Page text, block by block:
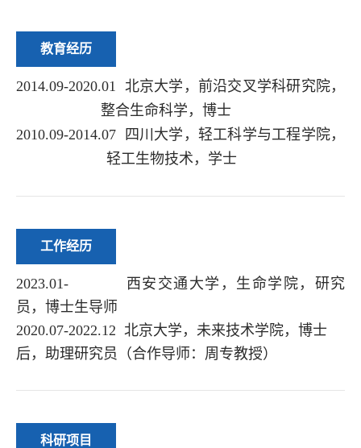
教育经历
2014.09-2020.01 北京大学，前沿交叉学科研究院，
整合生命科学，博士
2010.09-2014.07
四川大学，轻工科学与工程学院，
轻工生物技术，学士
工作经历
2023.01-
西安交通大学，生命学院，研究
员，博士生导师
2020.07-2022.12 北京大学，未来技术学院，博士
后，助理研究员（合作导师：周专教授）
科研项目